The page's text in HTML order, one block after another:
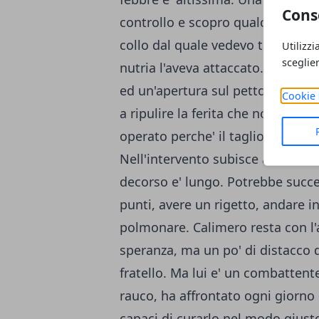
Cookie
controllo e scopro qualcosa di
collo dal quale vedevo
nutria l'aveva attaccato. Aveva
ed un'apertura sul petto di
a ripulire la ferita che non era
operato perche' il taglio sul
Nell'intervento subisce anche
decorso e' lungo. Potrebbe
punti, avere un rigetto, andare
polmonare. Calimero resta con
speranza, ma un po' di
fratello. Ma lui e' un
rauco, ha affrontato ogni giorno